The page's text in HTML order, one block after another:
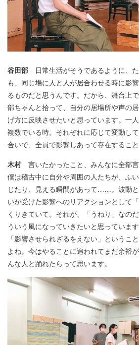
谷田部 日常生活がそうであるように、
も、同じ場に人と人が居合わせる時に影
るものだと思うんです。だから、舞台上
部ちゃんと拾って、自分の居場所や声の
げ方に反映させたいと思っています。一
複数でいる時。それぞれに応じて変動し
合いで、全員で影響しあって存在すること
木村言いたかったこと、みんなに全部言
僕は稽古中に自分や周囲の人たちが、ふ
じたり、見える瞬間があって……。波動
いが受けた影響へのリアクションとして
くりきていて。それが、「うねり」なの
ういう風になっていきたいと思っていま
「影響させられざるをえない」というこ
よね。今はやることに追われてまだ余裕
んな人と踊れたらって思います。